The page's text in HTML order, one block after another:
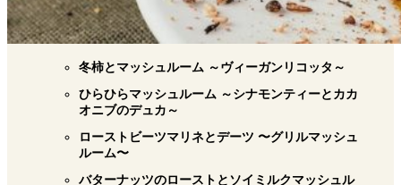
冬柿とマッシュルーム ～ヴィーガンリコッタ～
ひらひらマッシュルーム ～シナモンティーとカカ
オニブのデュカ～
ローストビーツマリネとデーツ 〜グリルマッシュ
ルーム〜
バターナッツのローストとソイミルクマッシュル